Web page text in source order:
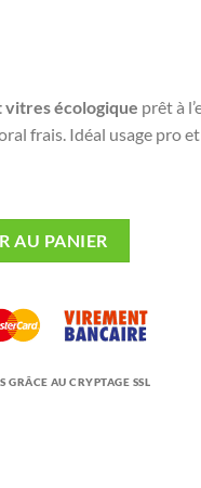
écologique prêt à
frais. Idéal usage pro
AU PANIER
GRÂCE AU CRYPTAGE SSL